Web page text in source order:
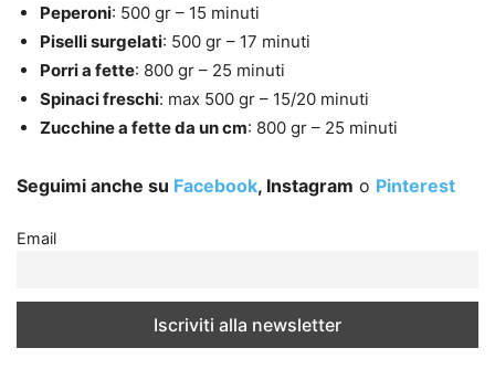
Peperoni: 500 gr – 15 minuti
Piselli surgelati: 500 gr – 17 minuti
Porri a fette: 800 gr – 25 minuti
Spinaci freschi: max 500 gr – 15/20 minuti
Zucchine a fette da un cm: 800 gr – 25 minuti
Seguimi anche su Facebook, Instagram o Pinterest
Email